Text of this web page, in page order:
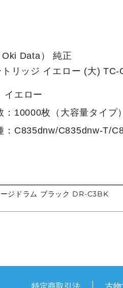
Data） 純正
トリッジ イエロー (大) TC-
イエロー
：10000枚（大容量タイプ）
：C835dnw/C835dnw-T/
ジドラム ブラック DR-C3BK
特定商取引法 古